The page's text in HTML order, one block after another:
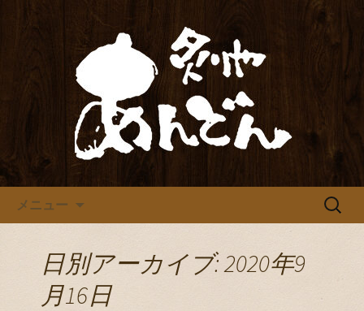
炙りや あんどん
メニュー
検
日別アーカイブ: 2020年9
月16日